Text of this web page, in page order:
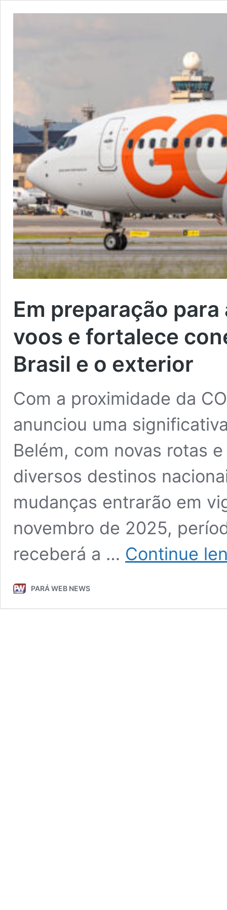
Em preparação para
voos e fortalece
Brasil e o exterior
Com a proximidade da
anunciou uma
Belém, com novas rotas
diversos destinos
mudanças entrarão em
novembro de 2025,
receberá a … Continue
PARÁ WEB NEWS